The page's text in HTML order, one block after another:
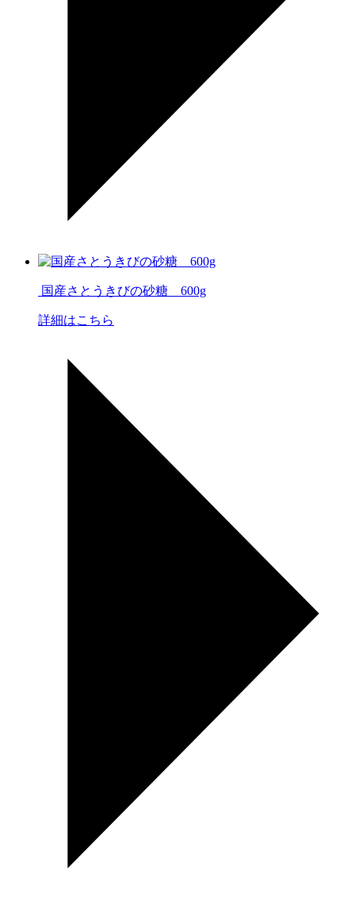
国産さとうきびの砂糖 600g
詳細はこちら